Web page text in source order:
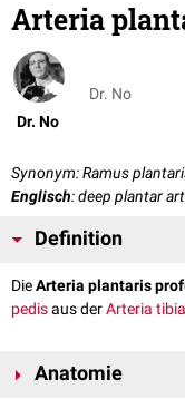
Arteria
Dr. No
Dr. No
Synonym: Ramus
Englisch: deep plantar
Definition
DieArteria plantaris
pedisaus derArteria
Anatomie